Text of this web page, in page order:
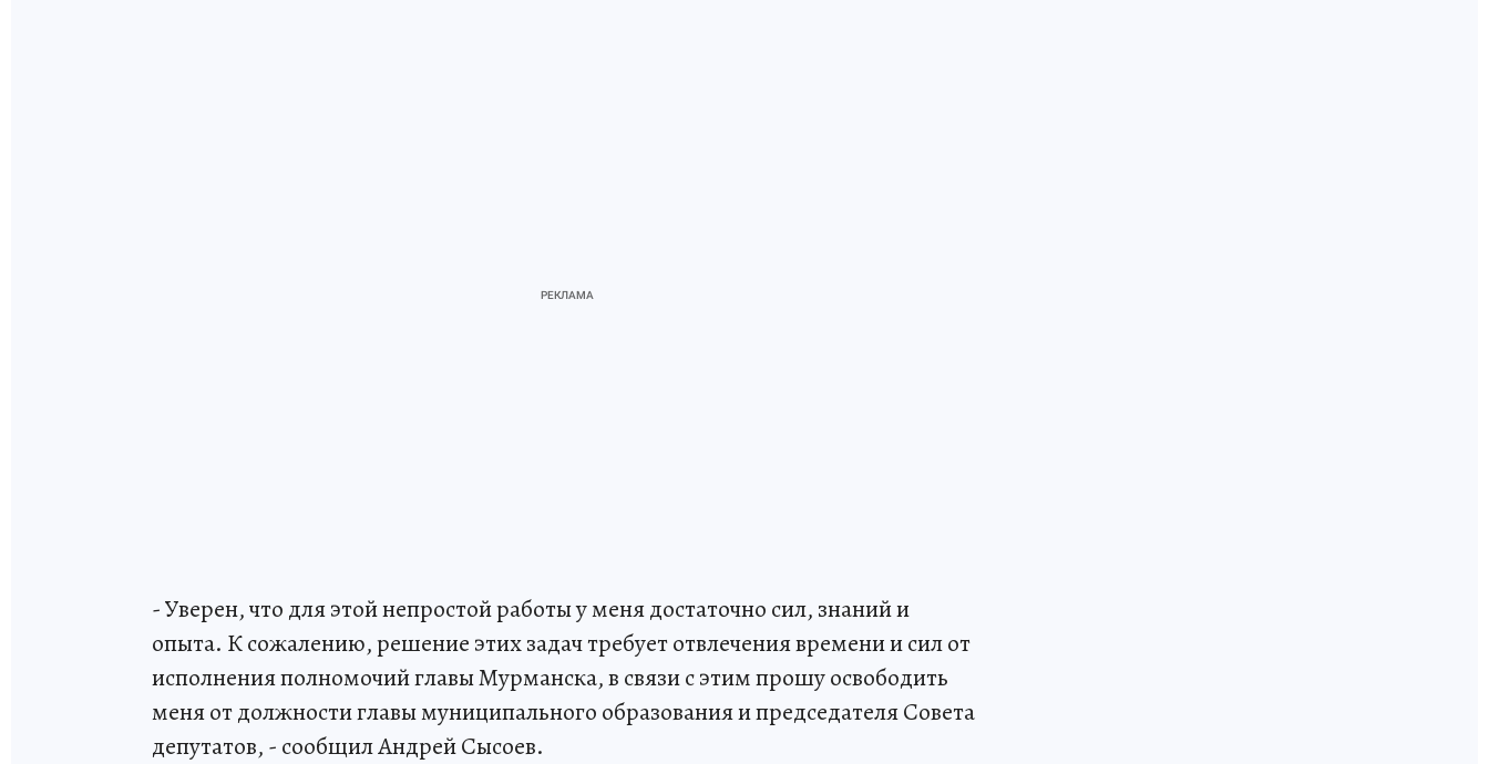
- Уверен, что для этой непростой работы у меня достаточно сил, знаний и
опыта. К сожалению, решение этих задач требует отвлечения времени и сил от
исполнения полномочий главы Мурманска, в связи с этим прошу освободить
меня от должности главы муниципального образования и председателя Совета
депутатов, - сообщил Андрей Сысоев.